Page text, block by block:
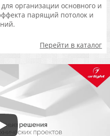
организации основного и
парящий потолок и
Перейти в каталог